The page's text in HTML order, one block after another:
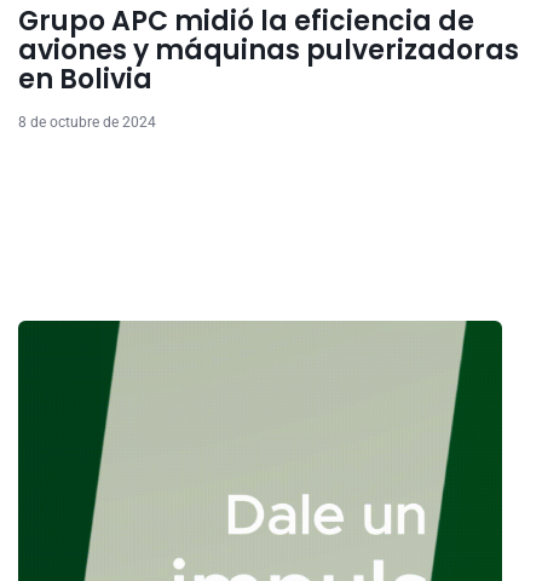
Grupo APC midió la eficiencia de
aviones y máquinas pulverizadoras
en Bolivia
8 de octubre de 2024